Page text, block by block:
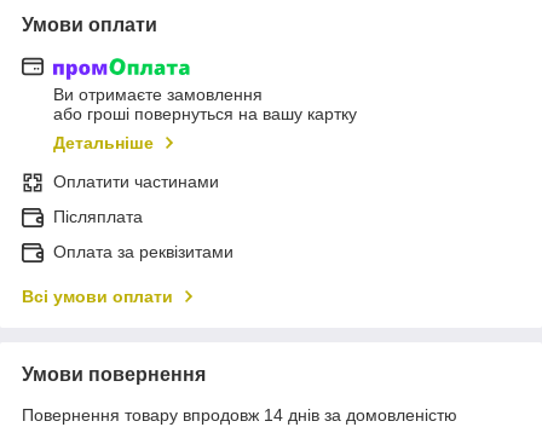
Умови оплати
Ви отримаєте замовлення
або гроші повернуться на вашу картку
Детальніше
Оплатити частинами
Післяплата
Оплата за реквізитами
Всі умови оплати
Умови повернення
Повернення товару впродовж 14 днів за домовленістю